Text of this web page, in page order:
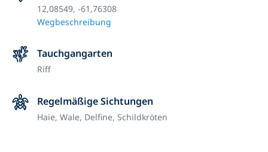
12,08549, -61,76308
Wegbeschreibung
Tauchgangarten
Riff
Regelmäßige Sichtungen
Haie, Wale, Delfine, Schildkröten